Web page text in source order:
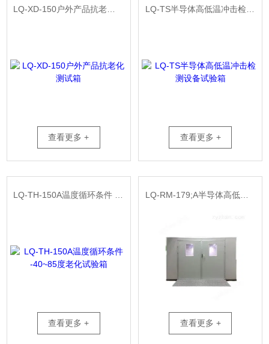
LQ-XD-150户外产品抗老化测试箱
查看更多 +
LQ-TS半导体高低温冲击检测设备试验箱
查看更多 +
LQ-TH-150A温度循环条件 -40~85度老化试验箱
查看更多 +
LQ-RM-179;A半导体高低温检测设备老化试验房
查看更多 +